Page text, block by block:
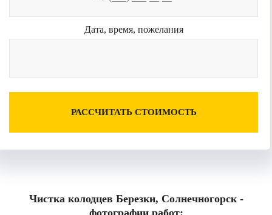
Дата, время, пожелания
РАССЧИТАТЬ СТОИМОСТЬ
Чистка колодцев Березки, Солнечногорск -
фотографии работ: